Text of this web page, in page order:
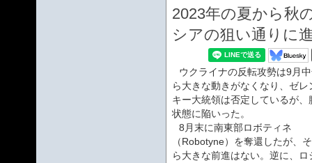
2023年の夏から秋
シアの狙い通りに
ウクライナの反転攻勢は9月
ら大きな動きがなくなり、ゼレ
キー大統領は否定しているが、
状態に陥いった。
8月末に南東部ロボティネ
（Robotyne）を奪還したが、
ら大きな前進はない。逆に、ロ